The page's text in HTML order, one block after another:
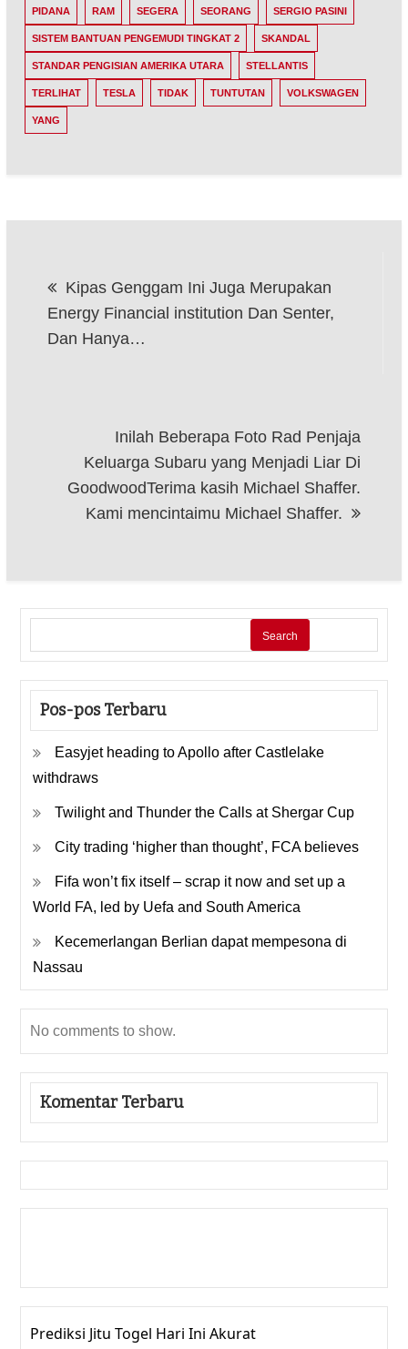
PIDANA RAM SEGERA SEORANG SERGIO PASINI
SISTEM BANTUAN PENGEMUDI TINGKAT 2 SKANDAL
STANDAR PENGISIAN AMERIKA UTARA STELLANTIS
TERLIHAT TESLA TIDAK TUNTUTAN VOLKSWAGEN
YANG
navigation
Kipas Genggam Ini Juga Merupakan
Energy Financial institution Dan Senter,
Dan Hanya…
Inilah Beberapa Foto Rad Penjaja
Keluarga Subaru yang Menjadi Liar Di
GoodwoodTerima kasih Michael Shaffer.
Kami mencintaimu Michael Shaffer.
Search
Pos-pos Terbaru
Easyjet heading to Apollo after Castlelake
withdraws
Twilight and Thunder the Calls at Shergar Cup
City trading ‘higher than thought’, FCA believes
Fifa won’t fix itself – scrap it now and set up a
World FA, led by Uefa and South America
Kecemerlangan Berlian dapat mempesona di
Nassau
No comments to show.
Komentar Terbaru
Prediksi Jitu Togel Hari Ini Akurat